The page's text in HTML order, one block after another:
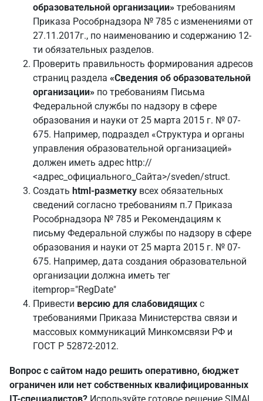
образовательной организации» требованиям
Приказа Рособрнадзора № 785 с изменениями от
27.11.2017г., по наименованию и содержанию 12-
ти обязательных разделов.
Проверить правильность формирования адресов
страниц раздела «Сведения об образовательной
организации» по требованиям Письма
Федеральной службы по надзору в сфере
образования и науки от 25 марта 2015 г. № 07-
675. Например, подраздел «Структура и органы
управления образовательной организацией»
должен иметь адрес http://
<адрес_официального_Сайта>/sveden/struct.
Создать html-разметку всех обязательных
сведений согласно требованиям п.7 Приказа
Рособрнадзора № 785 и Рекомендациям к
письму Федеральной службы по надзору в сфере
образования и науки от 25 марта 2015 г. № 07-
675. Например, дата создания образовательной
организации должна иметь тег
itemprop="RegDate"
Привести версию для слабовидящих с
требованиями Приказа Министерства связи и
массовых коммуникаций Минкомсвязи РФ и
ГОСТ Р 52872-2012.
Вопрос с сайтом надо решить оперативно, бюджет
ограничен или нет собственных квалифицированных